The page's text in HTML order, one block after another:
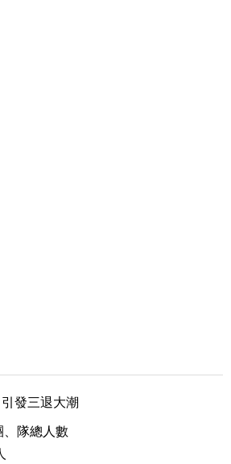
引發三退大潮
、隊總人數